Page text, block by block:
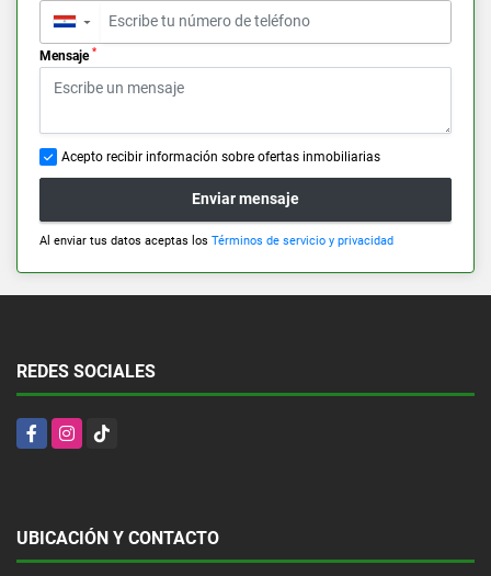
▼
Mensaje *
Acepto recibir información sobre ofertas inmobiliarias
Enviar mensaje
Al enviar tus datos aceptas los Términos de servicio y privacidad
REDES SOCIALES
FacebookInstagram
TikTok
UBICACIÓN Y CONTACTO